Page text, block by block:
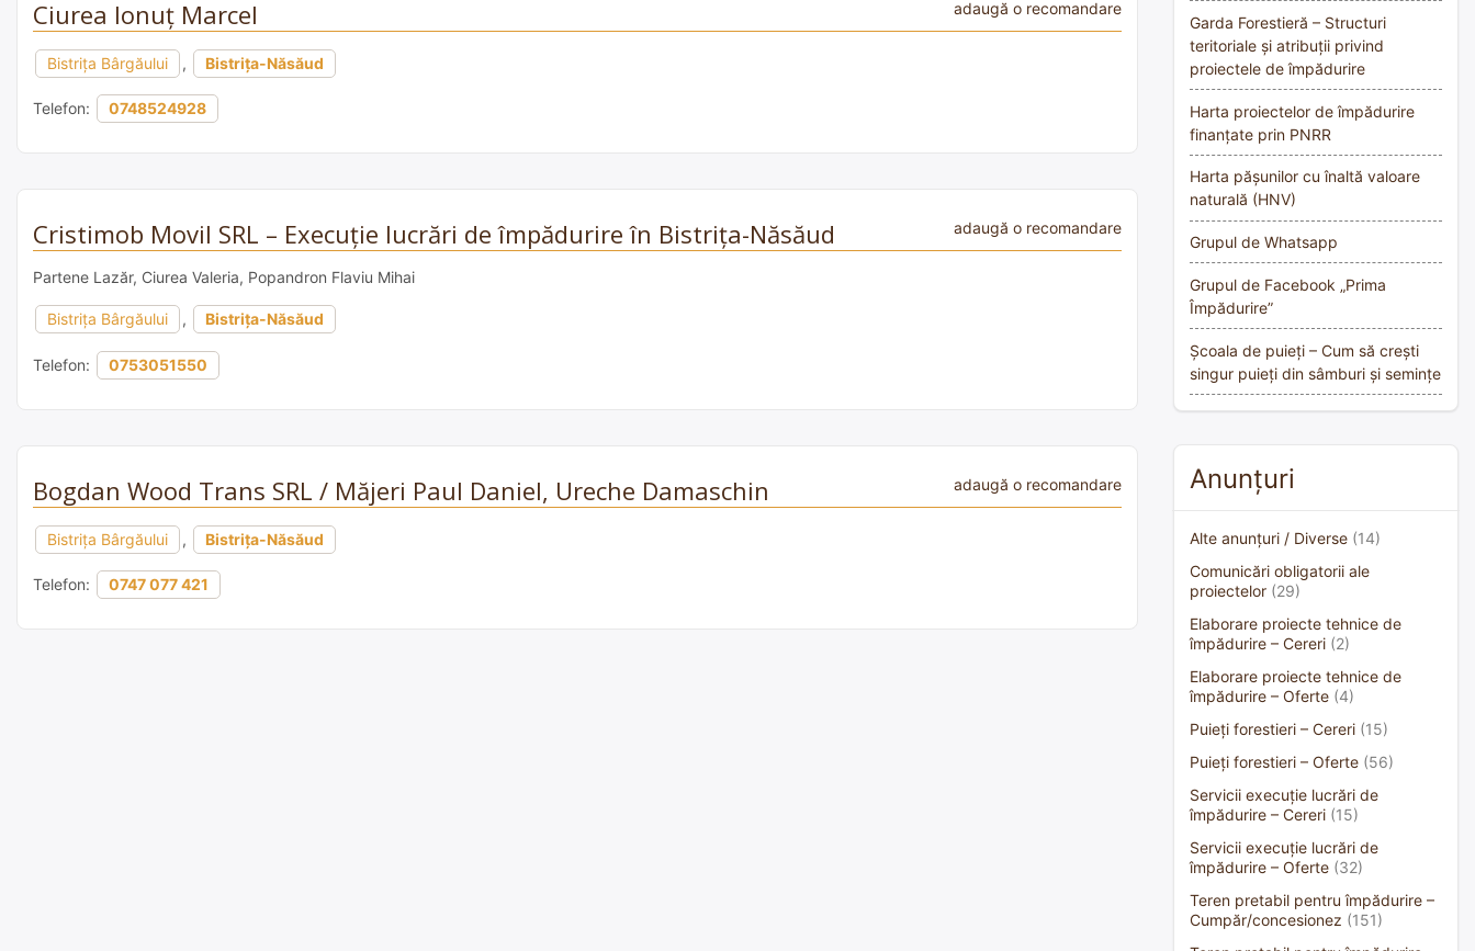
Ciurea Ionuţ Marcel adaugă o recomandare
Bistriţa Bârgăului , Bistrița-Năsăud
Telefon: 0748524928
Cristimob Movil SRL – Execuție lucrări de împădurire în Bistrița-Năsăud adaugă o recomandare
Partene Lazăr, Ciurea Valeria, Popandron Flaviu Mihai
Bistriţa Bârgăului , Bistrița-Năsăud
Telefon: 0753051550
Bogdan Wood Trans SRL / Măjeri Paul Daniel, Ureche Damaschin adaugă o recomandare
Bistriţa Bârgăului , Bistrița-Năsăud
Telefon: 0747 077 421
Garda Forestieră – Structuri
teritoriale și atribuții privind
proiectele de împădurire
Harta proiectelor de împădurire
finanțate prin PNRR
Harta pășunilor cu înaltă valoare
naturală (HNV)
Grupul de Whatsapp
Grupul de Facebook „Prima
Împădurire”
Școala de puieți – Cum să crești
singur puieți din sâmburi și semințe
Anunțuri
Alte anunțuri / Diverse (14)
Comunicări obligatorii ale
proiectelor (29)
Elaborare proiecte tehnice de
împădurire – Cereri (2)
Elaborare proiecte tehnice de
împădurire – Oferte (4)
Puieți forestieri – Cereri (15)
Puieți forestieri – Oferte (56)
Servicii execuție lucrări de
împădurire – Cereri (15)
Servicii execuție lucrări de
împădurire – Oferte (32)
Teren pretabil pentru împădurire –
Cumpăr/concesionez (151)